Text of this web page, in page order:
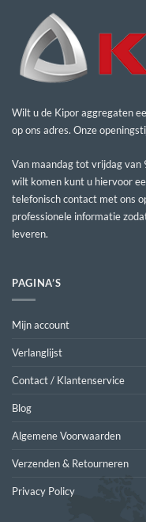
Wilt u de Kipor aggregaten
op ons adres. Onze
Van maandag tot vrijdag
wilt komen kunt u hiervoor
telefonisch contact met ons
professionele informatie
leveren.
PAGINA’S
Mijn account
Verlanglijst
Contact / Klantenservice
Blog
Algemene Voorwaarden
Verzenden & Retourneren
Privacy Policy